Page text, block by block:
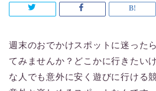
週末のおでかけスポットに迷った
てみませんか？どこかに行きたい
な人でも意外に安く遊びに行ける